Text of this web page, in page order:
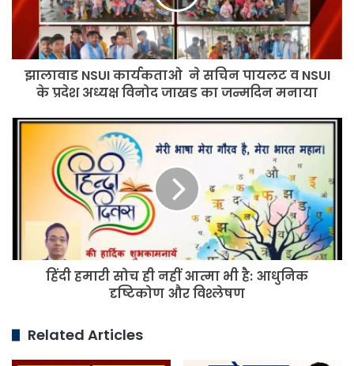
पायलट
व
NSUI
के
प्रदेश
जाखड
झालावाड NSUI कार्यकताओ ने सचिन पायलट व NSUI
के प्रदेश अध्यक्ष विनोद जाखड का जन्मदिन मनाया
हिंदी
आधुनिक
हिंदी हमारी सोच ही नहीं आत्मा भी है: आधुनिक
दृष्टिकोण और विश्लेषण
Related Articles